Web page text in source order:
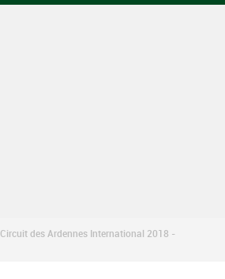
Circuit des Ardennes International 2018 -